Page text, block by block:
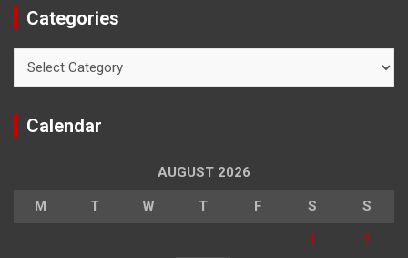
Categories
Calendar
AUGUST 2026
M T W T F S S
1 2